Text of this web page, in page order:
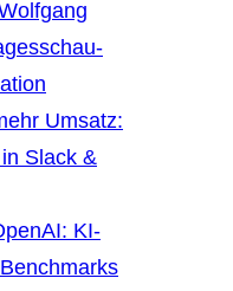
Umsatz:
Slack &
KI-